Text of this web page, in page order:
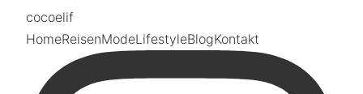
cocoelif
HomeReisenModeLifestyleBlogKontakt